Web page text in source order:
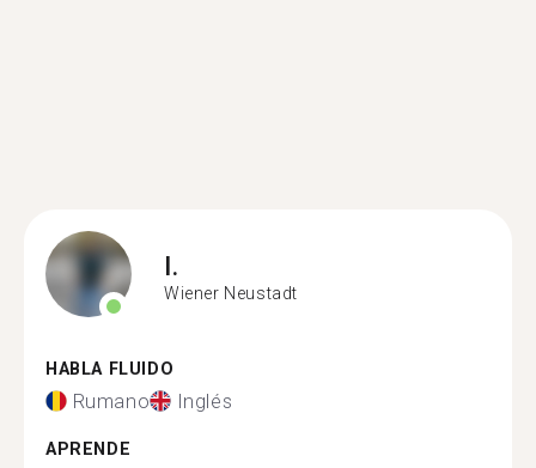
I.
Wiener Neustadt
HABLA FLUIDO
Rumano Inglés
APRENDE